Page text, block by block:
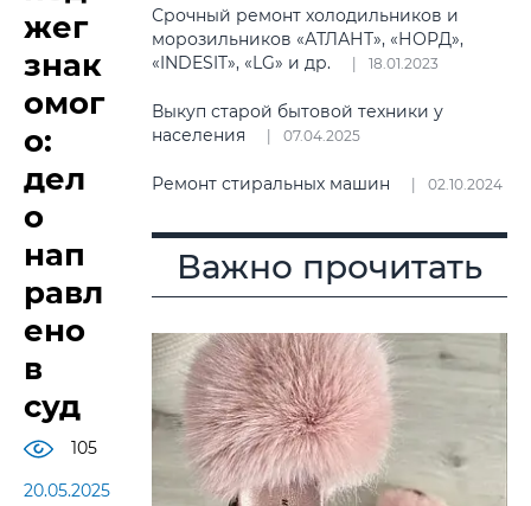
жег
знак
омог
о:
дел
о
нап
равл
ено
в
суд
105
20.05.2025
Срочный ремонт холодильников и
морозильников «АТЛАНТ», «НОРД»,
«INDESIT», «LG» и др.
18.01.2023
Выкуп старой бытовой техники у
населения
07.04.2025
Ремонт стиральных машин 02.10.2024
Важно прочитать